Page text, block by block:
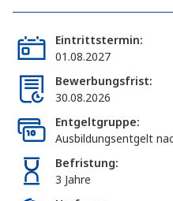
Eintrittstermin:
01.08.2027
Bewerbungsfrist:
30.08.2026
Entgeltgruppe:
Ausbildungsentgelt
Befristung:
3 Jahre